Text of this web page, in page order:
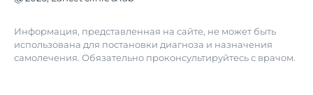
Информация, представленная на сайте, не может быть
использована для постановки диагноза и назначения
самолечения. Обязательно проконсультируйтесь с врачом.